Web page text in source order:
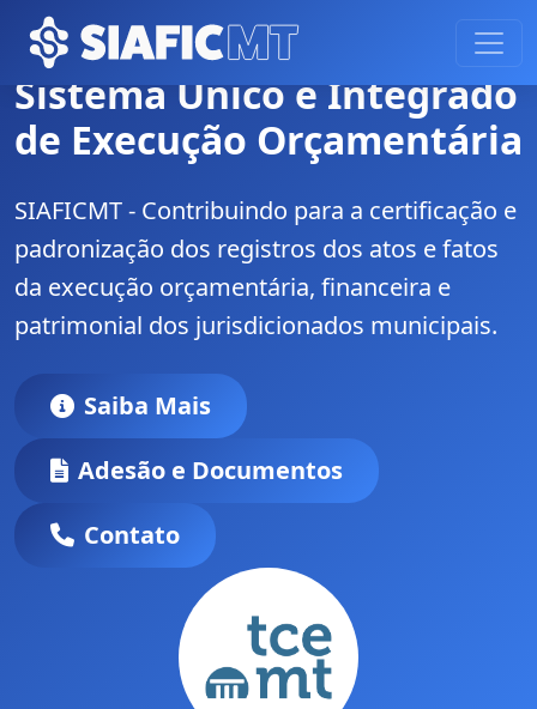
Sistema Único e Integrado
de Execução Orçamentária
SIAFICMT - Contribuindo para a certificação e
padronização dos registros dos atos e fatos
da execução orçamentária, financeira e
patrimonial dos jurisdicionados municipais.
Saiba Mais
Adesão e Documentos
Contato